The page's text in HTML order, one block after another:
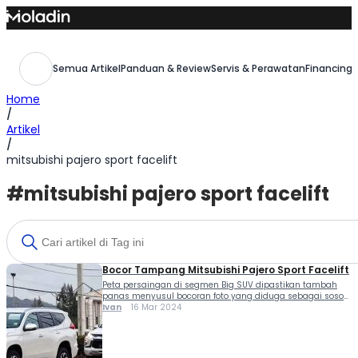
Skip
to
Semua ArtikelPanduan & ReviewServis & Perawatan
Home
/
Artikel
/
mitsubishi pajero sport facelift
#mitsubishi pajero sport facelift
Bocor Tampang Mitsubishi Pajero Sport Facelift
Peta persaingan di segmen Big SUV dipastikan tambah
panas menyusul bocoran foto yang diduga sebagai sosok
Mitsubishi Pajero Sport facelift. Tapi tenang bocoran foto
Ivan 16 Mar 2024